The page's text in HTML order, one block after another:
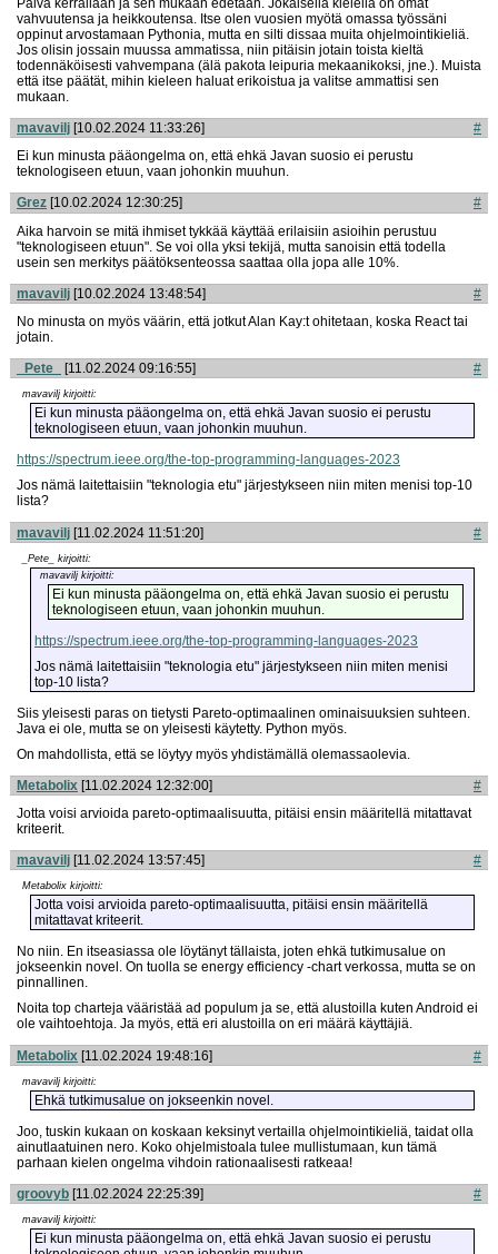
Päivä kerrallaan ja sen mukaan edetään. Jokaisella kielellä on omat
vahvuutensa ja heikkoutensa. Itse olen vuosien myötä omassa työssäni
oppinut arvostamaan Pythonia, mutta en silti dissaa muita ohjelmointikieliä.
Jos olisin jossain muussa ammatissa, niin pitäisin jotain toista kieltä
todennäköisesti vahvempana (älä pakota leipuria mekaanikoksi, jne.). Muista
että itse päätät, mihin kieleen haluat erikoistua ja valitse ammattisi sen
mukaan.
mavavilj [10.02.2024 11:33:26]
#
Ei kun minusta pääongelma on, että ehkä Javan suosio ei perustu
teknologiseen etuun, vaan johonkin muuhun.
Grez [10.02.2024 12:30:25]
#
Aika harvoin se mitä ihmiset tykkää käyttää erilaisiin asioihin perustuu
"teknologiseen etuun". Se voi olla yksi tekijä, mutta sanoisin että todella
usein sen merkitys päätöksenteossa saattaa olla jopa alle 10%.
mavavilj [10.02.2024 13:48:54]
#
No minusta on myös väärin, että jotkut Alan Kay:t ohitetaan, koska React tai
jotain.
_Pete_ [11.02.2024 09:16:55] #
mavavilj kirjoitti:
Ei kun minusta pääongelma on, että ehkä Javan suosio ei perustu
teknologiseen etuun, vaan johonkin muuhun.
https://spectrum.ieee.org/the-top-programming-languages-2023
Jos nämä laitettaisiin "teknologia etu" järjestykseen niin miten menisi top-10
lista?
mavavilj [11.02.2024 11:51:20] #
_Pete_ kirjoitti:
mavavilj kirjoitti:
Ei kun minusta pääongelma on, että ehkä Javan suosio ei perustu
teknologiseen etuun, vaan johonkin muuhun.
https://spectrum.ieee.org/the-top-programming-languages-2023
Jos nämä laitettaisiin "teknologia etu" järjestykseen niin miten menisi
top-10 lista?
Siis yleisesti paras on tietysti Pareto-optimaalinen ominaisuuksien suhteen.
Java ei ole, mutta se on yleisesti käytetty. Python myös.
On mahdollista, että se löytyy myös yhdistämällä olemassaolevia.
Metabolix [11.02.2024 12:32:00]
#
Jotta voisi arvioida pareto-optimaalisuutta, pitäisi ensin määritellä mitattavat
kriteerit.
mavavilj [11.02.2024 13:57:45] #
Metabolix kirjoitti:
Jotta voisi arvioida pareto-optimaalisuutta, pitäisi ensin määritellä
mitattavat kriteerit.
No niin. En itseasiassa ole löytänyt tällaista, joten ehkä tutkimusalue on
jokseenkin novel. On tuolla se energy efficiency -chart verkossa, mutta se on
pinnallinen.
Noita top charteja vääristää ad populum ja se, että alustoilla kuten Android ei
ole vaihtoehtoja. Ja myös, että eri alustoilla on eri määrä käyttäjiä.
Metabolix [11.02.2024 19:48:16] #
mavavilj kirjoitti:
Ehkä tutkimusalue on jokseenkin novel.
Joo, tuskin kukaan on koskaan keksinyt vertailla ohjelmointikieliä, taidat olla
ainutlaatuinen nero. Koko ohjelmistoala tulee mullistumaan, kun tämä
parhaan kielen ongelma vihdoin rationaalisesti ratkeaa!
groovyb [11.02.2024 22:25:39] #
mavavilj kirjoitti:
Ei kun minusta pääongelma on, että ehkä Javan suosio ei perustu